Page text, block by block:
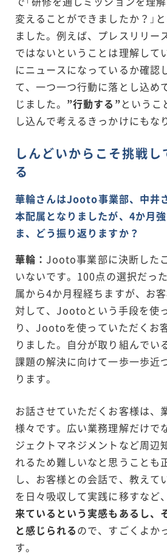
変えることができましたか？」
ました。例えば、プレスリリー
ではないということは理解して
にニュースになっているか確認
て、一つ一つ行動に落とし込め
じました。 ”行動する”というこ
し込んで考えるきっかけにもな
しんどいからこそ挑戦
る
華輪さんはJooto事業部、中井
本配属となりましたが、4か月
ま、どう振り返りますか？
華輪：Jooto事業部に決断した
いないです。100点の選択だっ
属から4か月程経ちますが、お
対して、Jootoという手段を使
り、Jootoを使っていただくお
りました。自分が取り組んでい
課題の解決に向けて一歩一歩近
ります。
お話させていただくお客様は、
様々です。広い業務理解だけで
ジェクトマネジメントなど周辺
れるため難しいなと思うことも
し、お客様との会話で、教えて
を日々吸収して実践に移すなど、
来ているという実感もあるし、
と感じられるので、すごくよか
す。